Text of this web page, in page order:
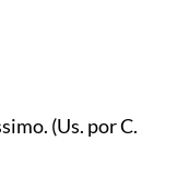
(Us. por C.